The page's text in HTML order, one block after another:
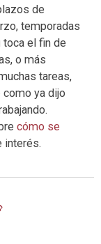
de
temporadas
toca el fin de
o más
tareas,
como ya dijo
cómo se
interés.